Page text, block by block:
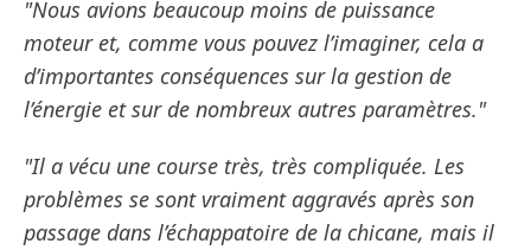
"Nous avions beaucoup moins de puissance
moteur et, comme vous pouvez l’imaginer, cela a
d’importantes conséquences sur la gestion de
l’énergie et sur de nombreux autres paramètres."
"Il a vécu une course très, très compliquée. Les
problèmes se sont vraiment aggravés après son
passage dans l’échappatoire de la chicane, mais il